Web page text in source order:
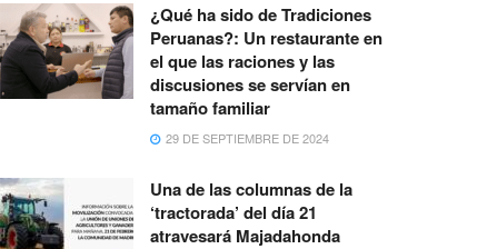
¿Qué ha sido de Tradiciones
Peruanas?: Un restaurante en
el que las raciones y las
discusiones se servían en
tamaño familiar
29 DE SEPTIEMBRE DE 2024
Una de las columnas de la
‘tractorada’ del día 21
atravesará Majadahonda